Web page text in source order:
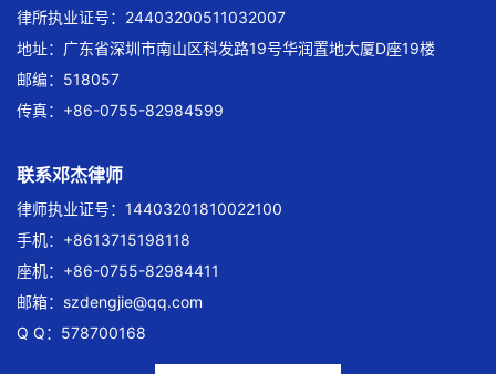
律所执业证号：24403200511032007
地址：广东省深圳市南山区科发路19号华润置地大厦D座19楼
邮编：518057
传真：+86-0755-82984599
联系邓杰律师
律师执业证号：14403201810022100
手机：+8613715198118
座机：+86-0755-82984411
邮箱： szdengjie@qq.com
Q Q：578700168